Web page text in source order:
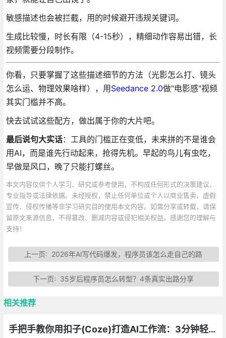
敏感描述也会被拦截，用的时候避开违规关键词。
生成比较慢，时长有限（4-15秒），精细动作容易出错，长
视频需要分段制作。
你看，只要掌握了这些描述细节的方法（光影怎么打、镜头
怎么运、物理效果啥样），用Seedance 2.0做"电影感"视频
其实门槛并不高。
快去试试这些配方，做出属于你的大片吧。
最后说句大实话：工具的门槛正在变低，未来拼的不是谁会
用AI，而是谁先行动起来，抢得先机。早起的鸟儿有虫吃，
早做是风口，晚了只能打螺丝。
本文内容仅供个人学习、研究或参考使用，不构成任何形式的决策建议、
专业指导或法律依据。未经授权，禁止任何单位或个人以商业售卖、虚假
宣传、侵权传播等非学习研究目的使用本文内容。如需分享或转载，请保
留原文来源信息，不得篡改、删减内容或侵犯相关权益。感谢您的理解与
支持！
上一页: 2026年AI写代码爆发，程序员该怎么走自己的路
下一页: 35岁后程序员怎么转型？4条真实出路分享
相关推荐
手把手教你用扣子(Coze)打造AI工作流：3分钟轻松上手